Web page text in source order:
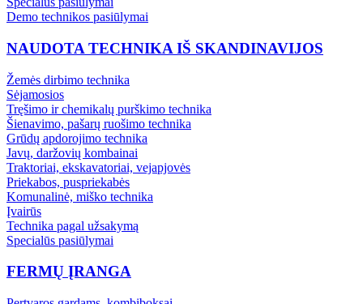
Demo technikos pasiūlymai
NAUDOTA TECHNIKA IŠ SKANDINAVIJOS
Žemės dirbimo technika
Sėjamosios
Tręšimo ir chemikalų purškimo technika
Šienavimo, pašarų ruošimo technika
Grūdų apdorojimo technika
Javų, daržovių kombainai
Traktoriai, ekskavatoriai, vejapjovės
Priekabos, puspriekabės
Komunalinė, miško technika
Įvairūs
Technika pagal užsakymą
Specialūs pasiūlymai
FERMŲ ĮRANGA